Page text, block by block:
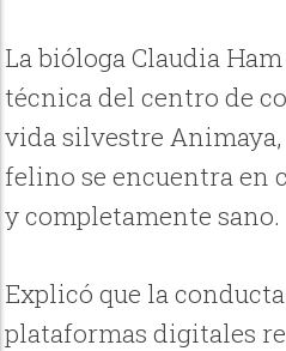
La bióloga Claudia
técnica del centro de
vida silvestre
felino se encuentra en
y completamente sano.
Explicó que la
plataformas digitales